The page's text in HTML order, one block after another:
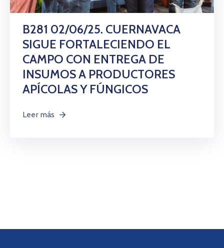
B281 02/06/25. CUERNAVACA
SIGUE FORTALECIENDO EL
CAMPO CON ENTREGA DE
INSUMOS A PRODUCTORES
APÍCOLAS Y FÚNGICOS
Leer más